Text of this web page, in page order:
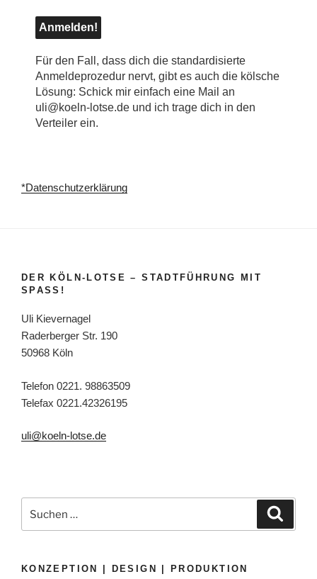
Für den Fall, dass dich die standardisierte
Anmeldeprozedur nervt, gibt es auch die kölsche
Lösung: Schick mir einfach eine Mail an
uli@koeln-lotse.de und ich trage dich in den
Verteiler ein.
*Datenschutzerklärung
DER KÖLN-LOTSE – STADTFÜHRUNG MIT
SPASS!
Uli Kievernagel
Raderberger Str. 190
50968 Köln
Telefon 0221. 98863509
Telefax 0221.42326195
uli@koeln-lotse.de
nach:
KONZEPTION | DESIGN | PRODUKTION